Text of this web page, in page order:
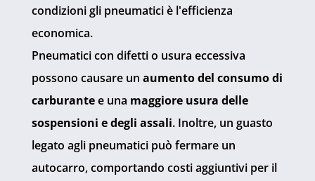
condizioni gli pneumatici è l'efficienza
economica.
Pneumatici con difetti o usura eccessiva
possono causare un aumento del consumo di
carburantee una maggiore usura delle
sospensioni e degli assali. Inoltre, un guasto
legato agli pneumatici può fermare un
autocarro, comportando costi aggiuntivi per il